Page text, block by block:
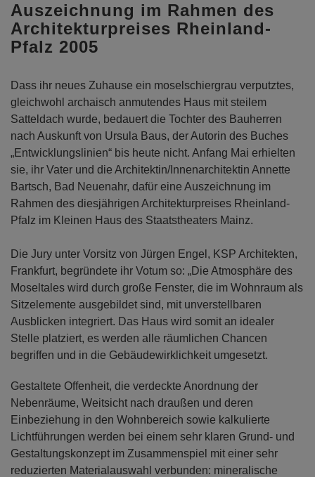
Auszeichnung im Rahmen des
Architekturpreises Rheinland-
Pfalz 2005
Dass ihr neues Zuhause ein moselschiergrau verputztes,
gleichwohl archaisch anmutendes Haus mit steilem
Satteldach wurde, bedauert die Tochter des Bauherren
nach Auskunft von Ursula Baus, der Autorin des Buches
„Entwicklungslinien“ bis heute nicht. Anfang Mai erhielten
sie, ihr Vater und die Architektin/Innenarchitektin Annette
Bartsch, Bad Neuenahr, dafür eine Auszeichnung im
Rahmen des diesjährigen Architekturpreises Rheinland-
Pfalz im Kleinen Haus des Staatstheaters Mainz.
Die Jury unter Vorsitz von Jürgen Engel, KSP Architekten,
Frankfurt, begründete ihr Votum so: „Die Atmosphäre des
Moseltales wird durch große Fenster, die im Wohnraum als
Sitzelemente ausgebildet sind, mit unverstellbaren
Ausblicken integriert. Das Haus wird somit an idealer
Stelle platziert, es werden alle räumlichen Chancen
begriffen und in die Gebäudewirklichkeit umgesetzt.
Gestaltete Offenheit, die verdeckte Anordnung der
Nebenräume, Weitsicht nach draußen und deren
Einbeziehung in den Wohnbereich sowie kalkulierte
Lichtführungen werden bei einem sehr klaren Grund- und
Gestaltungskonzept im Zusammenspiel mit einer sehr
reduzierten Materialauswahl verbunden: mineralische